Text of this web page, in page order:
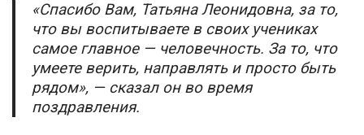
«Спасибо Вам, Татьяна Леонидовна, за то,
что вы воспитываете в своих учениках
самое главное — человечность. За то, что
умеете верить, направлять и просто быть
рядом», — сказал он во время
поздравления.